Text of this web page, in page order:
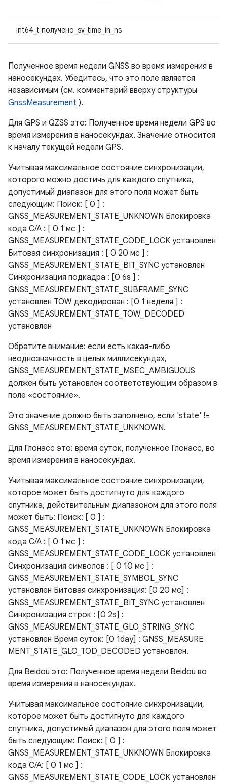
int64_t получено_sv_time_in_ns
Полученное время недели GNSS во время измерения в
наносекундах. Убедитесь, что это поле является
независимым (см. комментарий вверху структуры
GnssMeasurement ).
Для GPS и QZSS это: Полученное время недели GPS во
время измерения в наносекундах. Значение относится
к началу текущей недели GPS.
Учитывая максимальное состояние синхронизации,
которого можно достичь для каждого спутника,
допустимый диапазон для этого поля может быть
следующим: Поиск: [ 0 ] :
GNSS_MEASUREMENT_STATE_UNKNOWN Блокировка
кода C/A : [ 0 1 мс ] :
GNSS_MEASUREMENT_STATE_CODE_LOCK установлен
Битовая синхронизация : [ 0 20 мс ] :
GNSS_MEASUREMENT_STATE_BIT_SYNC установлен
Синхронизация подкадра : [0 6s ] :
GNSS_MEASUREMENT_STATE_SUBFRAME_SYNC
установлен TOW декодирован : [0 1 неделя ] :
GNSS_MEASUREMENT_STATE_TOW_DECODED
установлен
Обратите внимание: если есть какая-либо
неоднозначность в целых миллисекундах,
GNSS_MEASUREMENT_STATE_MSEC_AMBIGUOUS
должен быть установлен соответствующим образом в
поле «состояние».
Это значение должно быть заполнено, если 'state' !=
GNSS_MEASUREMENT_STATE_UNKNOWN.
Для Глонасс это: время суток, полученное Глонасс, во
время измерения в наносекундах.
Учитывая максимальное состояние синхронизации,
которое может быть достигнуто для каждого
спутника, действительным диапазоном для этого поля
может быть: Поиск: [ 0 ] :
GNSS_MEASUREMENT_STATE_UNKNOWN Блокировка
кода C/A : [ 0 1 мс ] :
GNSS_MEASUREMENT_STATE_CODE_LOCK установлен
Синхронизация символов : [ 0 10 мс ] :
GNSS_MEASUREMENT_STATE_SYMBOL_SYNC
установлен Битовая синхронизация: [0 20 мс] :
GNSS_MEASUREMENT_STATE_BIT_SYNC установлен
Синхронизация строк : [0 2s] :
GNSS_MEASUREMENT_STATE_GLO_STRING_SYNC
установлен Время суток: [0 1day] : GNSS_MEASURE
MENT_STATE_GLO_TOD_DECODED установлен.
Для Beidou это: Полученное время недели Beidou во
время измерения в наносекундах.
Учитывая максимальное состояние синхронизации,
которое может быть достигнуто для каждого
спутника, допустимый диапазон для этого поля может
быть следующим: Поиск: [ 0 ] :
GNSS_MEASUREMENT_STATE_UNKNOWN Блокировка
кода C/A: [ 0 1 мс ] :
GNSS_MEASUREMENT_STATE_CODE_LOCK установлен